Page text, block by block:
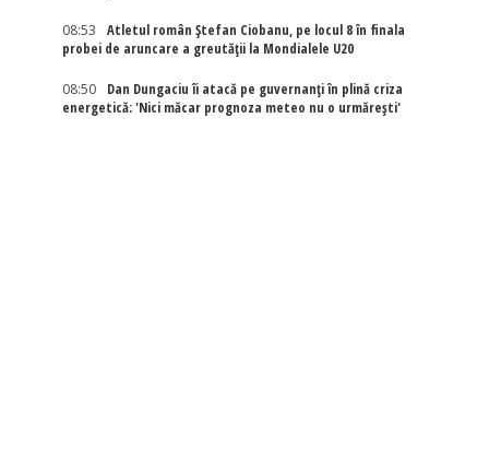
08:53
Atletul român Ștefan Ciobanu, pe locul 8 în finala
probei de aruncare a greutății la Mondialele U20
08:50
Dan Dungaciu îi atacă pe guvernanți în plină criza
energetică: 'Nici măcar prognoza meteo nu o urmărești'